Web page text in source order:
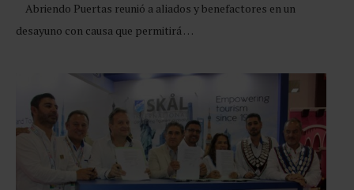
Abriendo Puertas reunió a aliados y benefactores en un
desayuno con causa que permitirá …